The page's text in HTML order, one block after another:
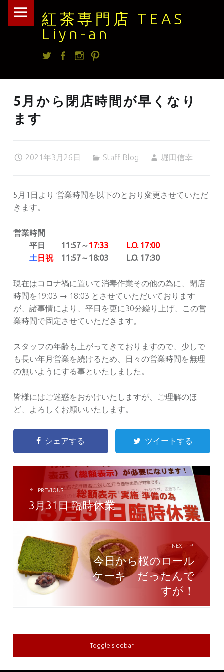
紅茶専門店 TEAS
Liyn-an
紅
Liyn-
Skip
Twitterfacebook
Instagram
5月から閉店時間が早くなり
ます
2021年3月26日 Staff Blog 堀田信幸
5月1日より 営業時間を以下のとおり変更させていただ
きます。
営業時間
平日 11:57～17:33 L.O. 17:00
土 日祝11:57～18:03 L.O. 17:30
現在はコロナ禍に置いて消毒作業その他の為に、閉店
時間を19:03 → 18:03 とさせていただいております
が、諸事情により、平日を更に30分繰り上げ、この営
業時間で固定させていただきます。
スタッフの年齢も上がってきておりますので、少しで
も長い年月営業を続けるため、日々の営業時間を無理
の無いようにする事といたしました。
皆様にはご迷惑をおかけいたしますが、ご理解のほ
ど、よろしくお願いいたします。
シェアする ツイートする
POST
NAVIGATION
PREVIOUS
3月31日 臨時休業
NEXT
今日から桜のロール
ケーキ だったんで
すが！
Toggle sidebar